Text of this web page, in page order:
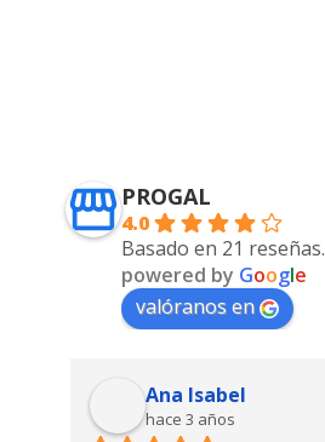
PROGAL
4.0
Basado en 21 reseñas.
powered by Google
valóranos en
Ana Isabel
hace 3 años